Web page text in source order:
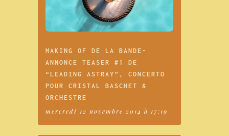
MAKING OF DE LA BANDE-
ANNONCE TEASER #1 DE
“LEADING ASTRAY”, CONCERTO
POUR CRISTAL BASCHET &
ORCHESTRE
mercredi 12 novembre 2014 à 17:19